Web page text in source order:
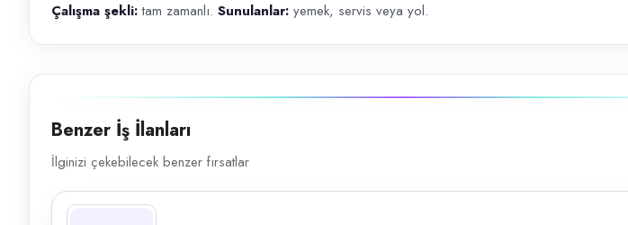
Çalışma şekli:tam zamanlı. Sunulanlar: yemek, servis veya yol.
Benzer İş İlanları
İlginizi çekebilecek benzer fırsatlar